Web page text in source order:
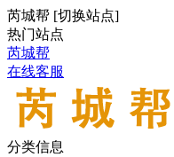
芮城帮 [切换站点]
热门站点
芮城帮
在线客服
分类信息